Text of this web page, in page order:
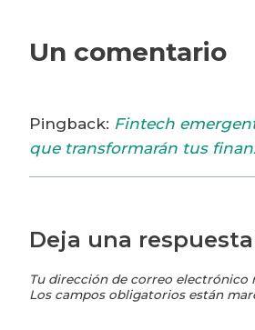
Un comentario
Pingback: Fintech
que transformarán tus
Deja una respuesta
Tu dirección de correo electrónico
Los campos obligatorios están